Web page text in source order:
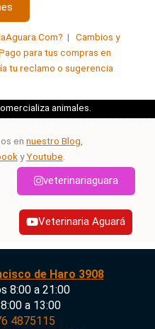
5
| Cambios y
para tus compras en
tu reclamo o sugerencia
animales.
en nuestro Blog,
yYoutube.
veterinariaguara
Veterinaria Aguará
de Haro 3908
8:00 a 21:00
a 13:00
4875115